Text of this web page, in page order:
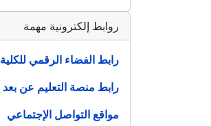
روابط إلكترونية مهمة
رابط الفضاء الرقمي للكلية
رابط منصة التعليم عن بعد
مواقع التواصل الإجتماعي